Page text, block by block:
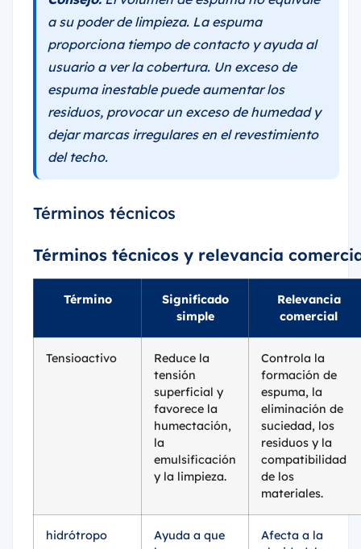
a su poder de limpieza. La espuma
proporciona tiempo de contacto y ayuda al
usuario a ver la cobertura. Un exceso de
espuma inestable puede aumentar los
residuos, provocar un exceso de humedad y
dejar marcas irregulares en el revestimiento
del techo.
Términos técnicos
Términos técnicos y relevancia
Término
Significado
simple
Relevancia
comercial
Tensioactivo
Reduce la
tensión
superficial y
favorece la
humectación,
la
emulsificación
y la limpieza.
Controla la
formación de
espuma, la
eliminación de
suciedad, los
residuos y la
compatibilidad
de los
materiales.
hidrótropo
Ayuda a que
Afecta a la